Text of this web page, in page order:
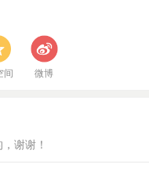
间 微博
谢谢！